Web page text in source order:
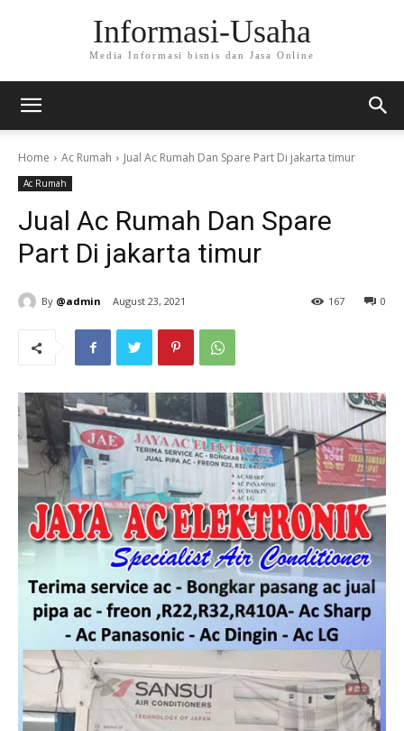
Informasi-Usaha
Media Informasi bisnis dan Jasa Online
Home Ac Rumah Jual Ac Rumah Dan Spare Part Di jakarta timur
Ac Rumah
Jual Ac Rumah Dan Spare
Part Di jakarta timur
By @admin August 23, 2021 0
167